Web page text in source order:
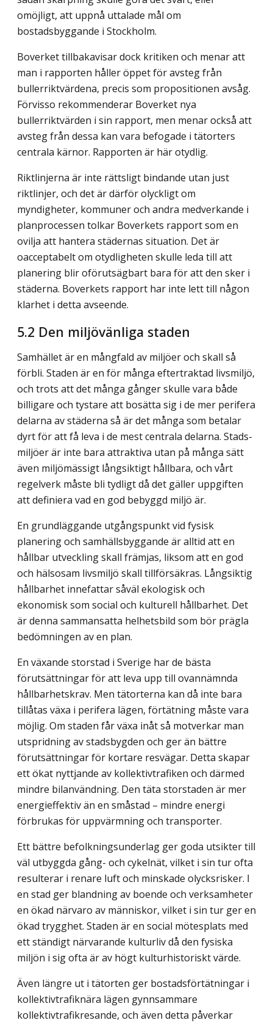
omöjligt, att uppnå uttalade mål om
bostadsbyggande i Stockholm.
Boverket tillbakavisar dock kritiken och menar att
man i rapporten håller öppet för avsteg från
bullerriktvärdena, precis som propositionen avsåg.
Förvisso rekommenderar Boverket nya
bullerriktvärden i sin rapport, men menar också att
avsteg från dessa kan vara befogade i tätorters
centrala kärnor. Rapporten är här otydlig.
Riktlinjerna är inte rättsligt bindande utan just
riktlinjer, och det är därför olyckligt om
myndigheter, kommuner och andra medverkande i
planprocessen tolkar Boverkets rapport som en
ovilja att hantera städernas situation. Det är
oacceptabelt om otydligheten skulle leda till att
planering blir oförutsägbart bara för att den sker i
städerna. Boverkets rapport har inte lett till någon
klarhet i detta avseende.
5.2 Den miljövänliga staden
Samhället är en mångfald av miljöer och skall så
förbli. Staden är en för många eftertraktad livsmiljö,
och trots att det många gånger skulle vara både
billigare och tystare att bosätta sig i de mer perifera
delarna av städerna så är det många som betalar
dyrt för att få leva i de mest centrala delarna. Stads­
miljöer är inte bara attraktiva utan på många sätt
även miljömässigt långsiktigt hållbara, och vårt
regelverk måste bli tydligt då det gäller uppgiften
att definiera vad en god bebyggd miljö är.
En grundläggande utgångspunkt vid fysisk
planering och samhällsbyggande är alltid att en
hållbar utveckling skall främjas, liksom att en god
och hälsosam livsmiljö skall tillförsäkras. Långsiktig
hållbarhet innefattar såväl eko­logisk och
ekonomisk som social och kulturell hållbarhet. Det
är denna sammansatta helhetsbild som bör prägla
bedömningen av en plan.
En växande storstad i Sverige har de bästa
förutsättningar för att leva upp till ovannämnda
hållbarhetskrav. Men tätorterna kan då inte bara
tillåtas växa i perifera lägen, förtätning måste vara
möjlig. Om staden får växa inåt så motverkar man
utspridning av stadsbygden och ger än bättre
förutsättningar för kortare resvägar. Detta skapar
ett ökat nyttjande av kollektivtrafiken och därmed
mindre bilanvändning. Den täta storstaden är mer
energieffektiv än en småstad – mindre energi
förbrukas för uppvärmning och transporter.
Ett bättre befolkningsunderlag ger goda utsikter till
väl utbyggda gång- och cykelnät, vilket i sin tur ofta
resulterar i renare luft och minskade olycksrisker. I
en stad ger blandning av boende och verksamheter
en ökad närvaro av människor, vilket i sin tur ger en
ökad trygghet. Staden är en social mötesplats med
ett ständigt närvarande kulturliv då den fysiska
miljön i sig ofta är av högt kulturhistoriskt värde.
Även längre ut i tätorten ger bostadsförtätningar i
kollektivtrafiknära lägen gynnsammare
kollektivtrafikresande, och även detta påverkar